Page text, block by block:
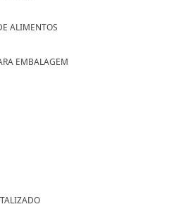
ALIMENTOS
EMBALAGEM